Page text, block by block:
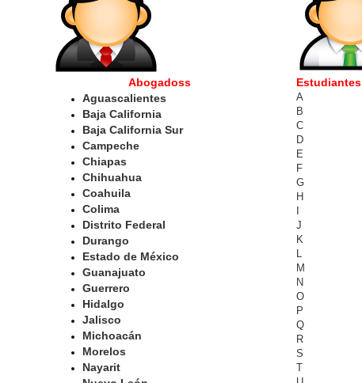
Abogadoss Estudiantes
Aguascalientes
Baja California
Baja California Sur
Campeche
Chiapas
Chihuahua
Coahuila
Colima
Distrito Federal
Durango
Estado de México
Guanajuato
Guerrero
Hidalgo
Jalisco
Michoacán
Morelos
Nayarit
A
B
C
D
E
F
G
H
J
K
L
M
N
O
P
Q
R
S
T